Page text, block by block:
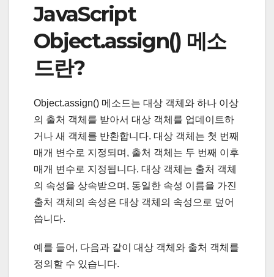
JavaScript
Object.assign() 메소
드란?
Object.assign() 메소드는 대상 객체와 하나 이상
의 출처 객체를 받아서 대상 객체를 업데이트하
거나 새 객체를 반환합니다. 대상 객체는 첫 번째
매개 변수로 지정되며, 출처 객체는 두 번째 이후
매개 변수로 지정됩니다. 대상 객체는 출처 객체
의 속성을 상속받으며, 동일한 속성 이름을 가진
출처 객체의 속성은 대상 객체의 속성으로 덮어
씁니다.
예를 들어, 다음과 같이 대상 객체와 출처 객체를
정의할 수 있습니다.